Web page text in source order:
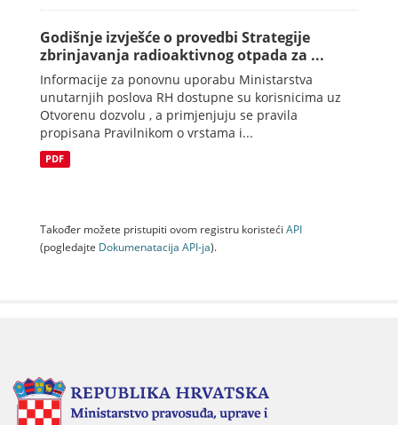
Godišnje izvješće o provedbi Strategije
zbrinjavanja radioaktivnog otpada za ...
Informacije za ponovnu uporabu Ministarstva
unutarnjih poslova RH dostupne su korisnicima uz
Otvorenu dozvolu , a primjenjuju se pravila
propisana Pravilnikom o vrstama i...
PDF
Također možete pristupiti ovom registru koristeći API
(pogledajte Dokumenаtаcijа API-jа).